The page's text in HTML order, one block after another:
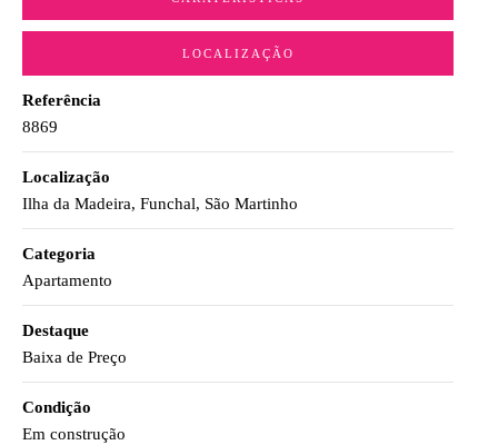
LOCALIZAÇÃO
Referência
8869
Localização
Ilha da Madeira, Funchal, São Martinho
Categoria
Apartamento
Destaque
Baixa de Preço
Condição
Em construção